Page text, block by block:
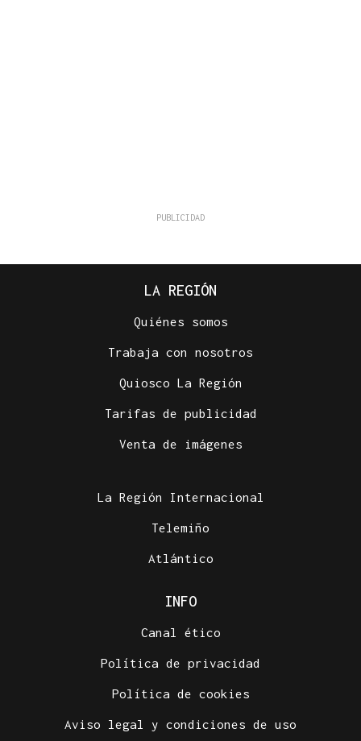
LA REGIÓN
Quiénes somos
Trabaja con nosotros
Quiosco La Región
Tarifas de publicidad
Venta de imágenes
La Región Internacional
Telemiño
Atlántico
INFO
Canal ético
Política de privacidad
Política de cookies
Aviso legal y condiciones de uso